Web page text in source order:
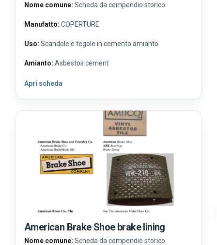
Nome comune: Scheda da compendio storico
Manufatto: COPERTURE
Uso: Scandole e tegole in cemento amianto
Amianto: Asbestos cement
Apri scheda
American Brake Shoe brake lining
Nome comune: Scheda da compendio storico